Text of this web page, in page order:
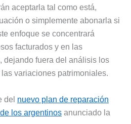
aceptarla tal como está,
o simplemente abonarla si
enfoque se concentrará
facturados y en las
dejando fuera del análisis los
variaciones patrimoniales.
del nuevo plan de reparación
los argentinos anunciado la